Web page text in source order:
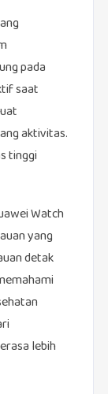
pada
saat
aktivitas.
tinggi
Watch
yang
detak
lebih